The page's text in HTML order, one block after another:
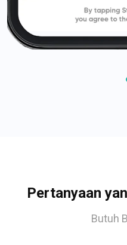
Pertanyaan
Butuh